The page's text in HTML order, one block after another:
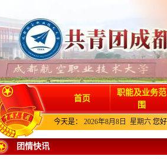
首页
职能及业务范
围
今天是： 2026年8月8日 星期六 您
团情快讯